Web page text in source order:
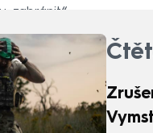
zabránit.“